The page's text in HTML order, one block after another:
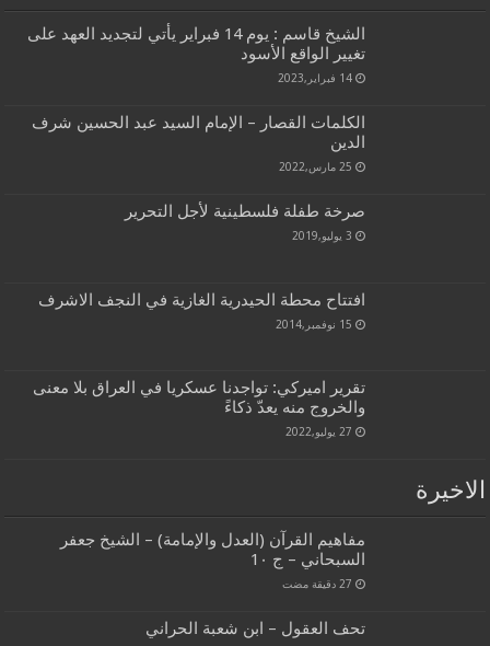
الشيخ قاسم : يوم 14 فبراير يأتي لتجديد العهد على
تغيير الواقع الأسود
14 فبراير,2023
الكلمات القصار – الإمام السيد عبد الحسين شرف
الدين
25 مارس,2022
صرخة طفلة فلسطينية لأجل التحرير
3 يوليو,2019
افتتاح محطة الحيدرية الغازية في النجف الاشرف
15 نوفمبر,2014
تقرير اميركي: تواجدنا عسكريا في العراق بلا معنى
والخروج منه يعدّ ذكاءً
27 يوليو,2022
الاخيرة
مفاهيم القرآن (العدل والإمامة) – الشيخ جعفر
السبحاني – ج 1٠
تحف العقول – ابن شعبة الحراني